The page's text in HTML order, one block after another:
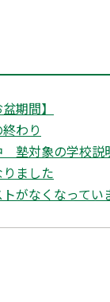
期間】
わり
塾対象の学校説
ました
がなくなってい